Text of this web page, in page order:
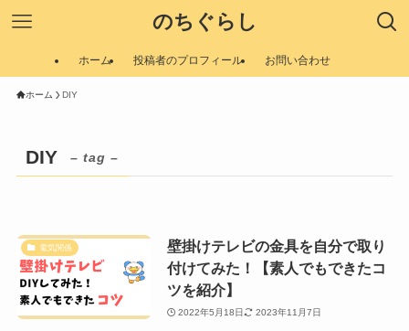
のちぐらし
ホーム 投稿者のプロフィール お問い合わせ
ホーム DIY
DIY – tag –
電気関係
壁掛けテレビの金具を自分で取り
付けてみた！【素人でもできたコ
ツを紹介】
2022年5月18日 2023年11月7日